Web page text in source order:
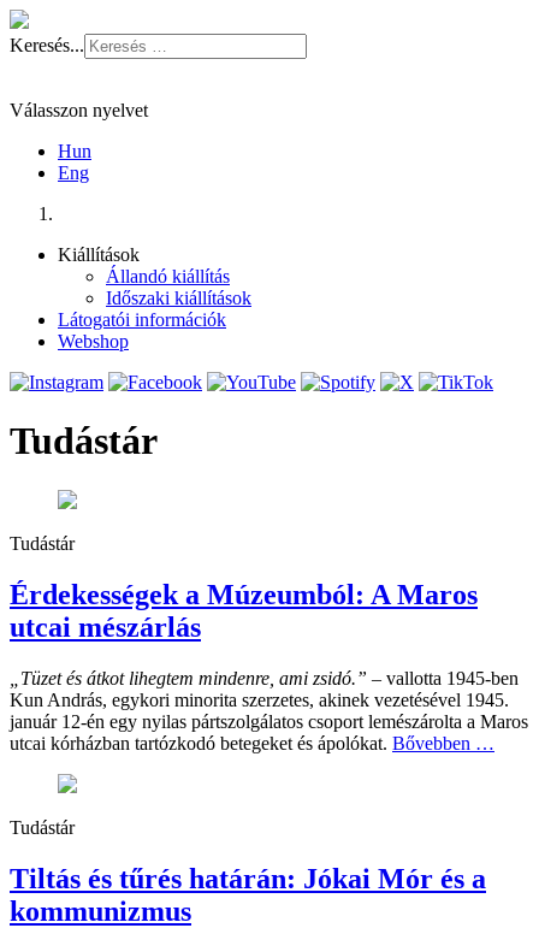
Keresés...
Válasszon nyelvet
Hun
Eng
Kiállítások
Állandó kiállítás
Időszaki kiállítások
Látogatói információk
Webshop
Tudástár
Tudástár
Érdekességek a Múzeumból: A Maros
utcai mészárlás
„Tüzet és átkot lihegtem mindenre, ami zsidó.” – vallotta 1945-ben
Kun András, egykori minorita szerzetes, akinek vezetésével 1945.
január 12-én egy nyilas pártszolgálatos csoport lemészárolta a Maros
utcai kórházban tartózkodó betegeket és ápolókat. Bővebben …
Tudástár
Tiltás és tűrés határán: Jókai Mór és a
kommunizmus